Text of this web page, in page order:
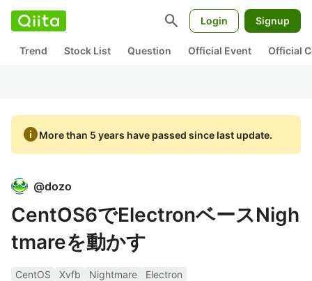
search Login Signup
Trend Stock List Question Official Event Official
infoMore than 5 years have passed since last update.
@dozo
CentOS6でElectronベースNigh
tmareを動かす
CentOS Xvfb Nightmare
Electron